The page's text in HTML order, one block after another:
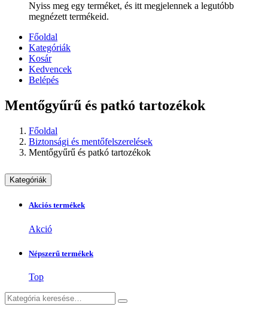
Nyiss meg egy terméket, és itt megjelennek a legutóbb
megnézett termékeid.
Főoldal
Kategóriák
Kosár
Kedvencek
Belépés
Mentőgyűrű és patkó tartozékok
Főoldal
Biztonsági és mentőfelszerelések
Mentőgyűrű és patkó tartozékok
Kategóriák
Akciós termékek
Akció
Népszerű termékek
Top